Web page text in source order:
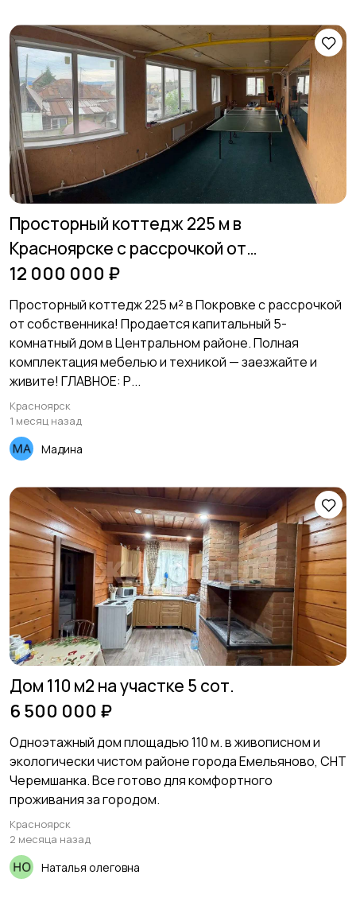
Просторный коттедж 225 м в
Красноярске с рассрочкой от
собственника!
12 000 000 ₽
Просторный коттедж 225 м² в Покровке с рассрочкой
от собственника! Продается капитальный 5-
комнатный дом в Центральном районе. Полная
комплектация мебелью и техникой — заезжайте и
живите! ГЛАВНОЕ: Р...
Красноярск
1 месяц назад
Мадина
Дом 110 м2 на участке 5 сот.
6 500 000 ₽
Одноэтажный дом площадью 110 м. в живописном и
экологически чистом районе города Емельяново, СНТ
Черемшанка. Все готово для комфортного
проживания за городом.
Красноярск
2 месяца назад
Наталья олеговна